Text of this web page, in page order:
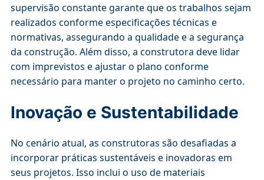
supervisão constante garante que os trabalhos sejam
realizados conforme especificações técnicas e
normativas, assegurando a qualidade e a segurança
da construção. Além disso, a construtora deve lidar
com imprevistos e ajustar o plano conforme
necessário para manter o projeto no caminho certo.
Inovação e Sustentabilidade
No cenário atual, as construtoras são desafiadas a
incorporar práticas sustentáveis e inovadoras em
seus projetos. Isso inclui o uso de materiais